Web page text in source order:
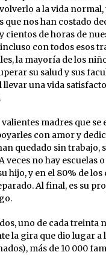
a la vida normal,
que nos han costado
cientos de horas de
con todos esos
la mayoría de los
su salud y sus
una vida
valientes madres que se
con amor y
quedado sin trabajo,
veces no hay escuelas
hijo, y en el 80% de los
Al final, es su
uno de cada treinta
la gira que dio lugar a
más de 10 000